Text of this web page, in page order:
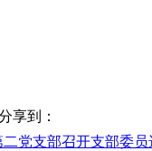
享到：
二党支部召开支部委